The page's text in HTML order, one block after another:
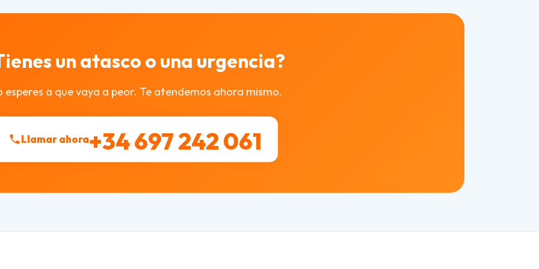
un atasco o una urgencia?
esperes a que vaya a peor. Te atendemos ahora mismo.
Llamar ahora+34 697 242 061